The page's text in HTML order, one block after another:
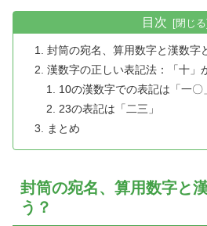
目次
封筒の宛名、算用数字と漢数字
漢数字の正しい表記法：「十」
10の漢数字での表記は「一〇」
23の表記は「二三」
まとめ
封筒の宛名、算用数字と
う？